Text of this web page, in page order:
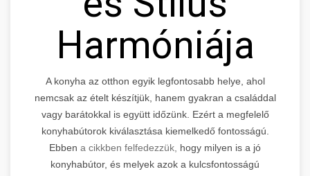
Harmóniája
A konyha az otthon egyik legfontosabb helye, ahol
nemcsak az ételt készítjük, hanem gyakran a családdal
vagy barátokkal is együtt időzünk. Ezért a megfelelő
konyhabútorok kiválasztása kiemelkedő fontosságú.
Ebben a cikkben felfedezzük, hogy milyen is a jó
konyhabútor, és melyek azok a kulcsfontosságú